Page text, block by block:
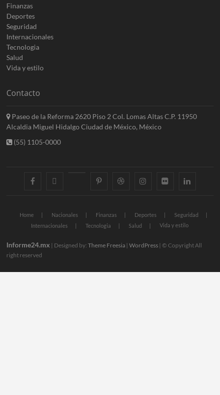
Finanzas
Deportes
Seguridad
Internacionales
Tecnologia
Salud
Vida y estilo
Contacto
Paseo de la Reforma 2620 Piso 2 Col. Lomas Altas C.P. 11950
Alcaldia Miguel Hidalgo Ciudad de México, México
(55) 1105-0000
facebook googlepluspinterestdribbble instagramflickr linkedin
Home Nacionales Finanzas Deportes
Seguridad
Internacionales
Tecnologia Salud Vida y estilo
Informe24.mx | Designed by:Theme Freesia |WordPress | © Copyright All
right reserved